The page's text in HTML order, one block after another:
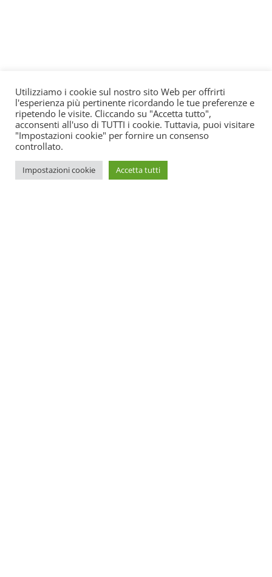
Utilizziamo i cookie sul nostro sito Web per offrirti
l'esperienza più pertinente ricordando le tue preferenze e
ripetendo le visite. Cliccando su "Accetta tutto",
acconsenti all'uso di TUTTI i cookie. Tuttavia, puoi visitare
"Impostazioni cookie" per fornire un consenso
controllato.
Impostazioni cookie Accetta tutti